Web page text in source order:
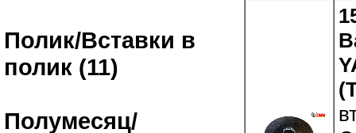
Полик/Вставки в
полик (11)
Полумесяц/